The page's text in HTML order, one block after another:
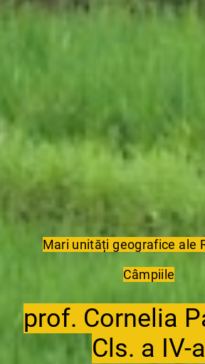
Mari unități geografice ale
Câmpiile
prof. Cornelia
Cls. a IV-a